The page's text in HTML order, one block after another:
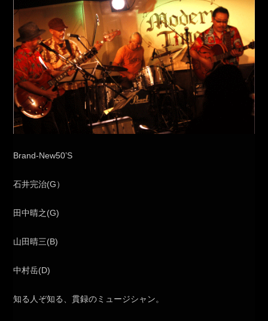
Brand-New50’S
石井完治(G）
田中晴之(G)
山田晴三(B)
中村岳(D)
知る人ぞ知る、貫録のミュージシャン。